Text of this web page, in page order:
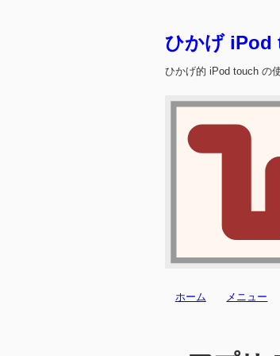
ひかげ iPod
ひかげ的 iPod touch の
ホーム メニュー